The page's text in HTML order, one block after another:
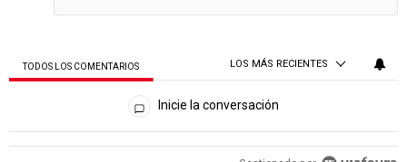
TODOS LOS COMENTARIOS LOS MÁS RECIENTES
Todos los comentarios
Inicie la conversación